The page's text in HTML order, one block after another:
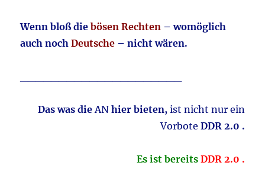
Wenn bloß diebösen Rechten – womöglich
auch nochDeutsche – nicht wären.
Das was dieAN hier bieten,ist nicht nur ein
Vorbote DDR 2.0 .
Es ist bereitsDDR 2.0 .